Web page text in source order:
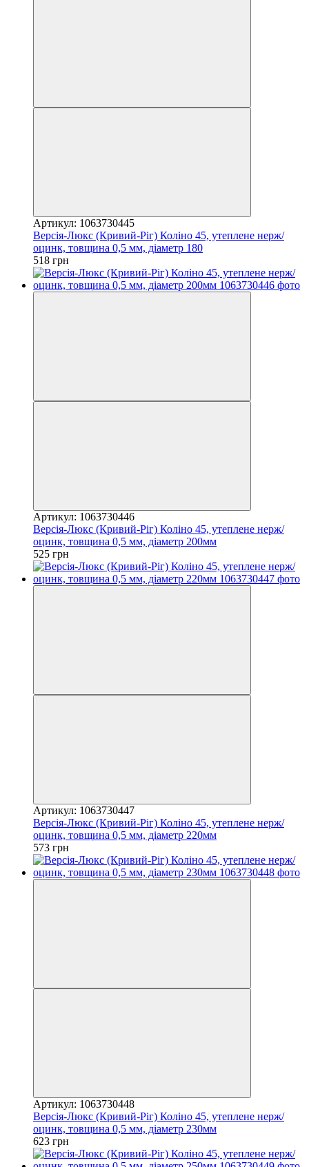
Артикул: 1063730445
Версія-Люкс (Кривий-Ріг) Коліно 45, утеплене нерж/
оцинк, товщина 0,5 мм, діаметр 180
518 грн
Артикул: 1063730446
Версія-Люкс (Кривий-Ріг) Коліно 45, утеплене нерж/
оцинк, товщина 0,5 мм, діаметр 200мм
525 грн
Артикул: 1063730447
Версія-Люкс (Кривий-Ріг) Коліно 45, утеплене нерж/
оцинк, товщина 0,5 мм, діаметр 220мм
573 грн
Артикул: 1063730448
Версія-Люкс (Кривий-Ріг) Коліно 45, утеплене нерж/
оцинк, товщина 0,5 мм, діаметр 230мм
623 грн